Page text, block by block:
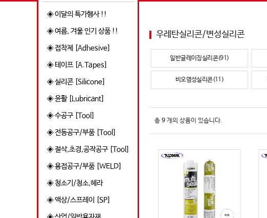
◈ 이달의 특가행사 !!
◈ 여름, 겨울 인기 상품 !!
◈ 접착제 [Adhesive]
◈ 테이프 [A.Tapes]
◈ 실리콘 [Silicone]
◈ 윤활 [Lubricant]
◈ 수공구 [Tool]
◈ 전동공구/부품 [Tool]
◈ 절삭,초경,공작공구 [Tool]
◈ 용접공구/부품 [WELD]
◈ 청소기/청소,헤라
◈ 액상/스프레이 [SP]
우레탄실리콘/변성실리콘
일반글레이징실리콘(91)
비오염성실리콘(11)
총 9 개의 상품이 있습니다.